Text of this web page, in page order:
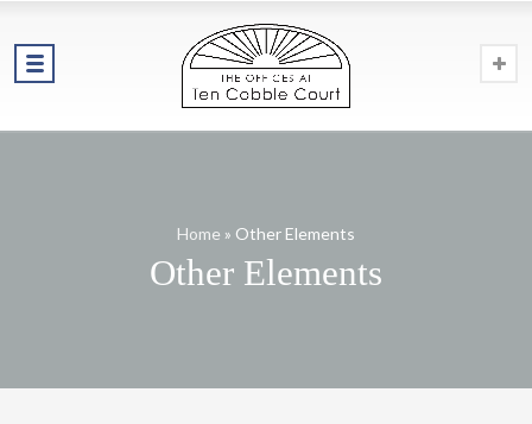
Home » Other Elements
Other Elements